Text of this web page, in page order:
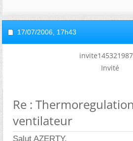
17/07/2006, 17h43
Invité
Re :
ventilateur
Salut AZERTY,